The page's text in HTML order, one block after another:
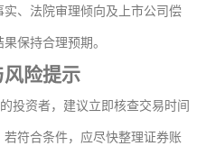
、法院审理倾向及上市公司偿
保持合理预期。
险提示
投资者，建议立即核查交易时间
符合条件，应尽快整理证券账